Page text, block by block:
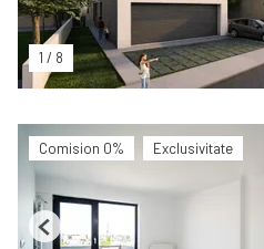
1 / 8
Comision 0% Exclusivitate
Previous